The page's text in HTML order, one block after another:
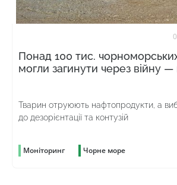
Понад 100 тис.
могли загинути через війну
Тварин отруюють нафтопродукти, а
до дезорієнтації та контузій
Моніторинг Чорне море